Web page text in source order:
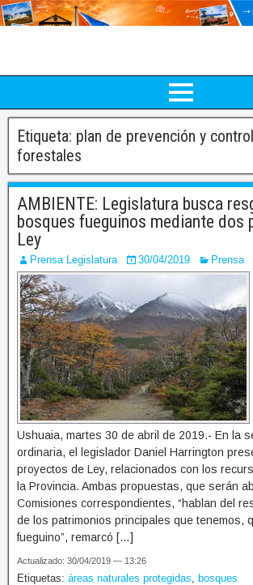
Etiqueta: plan de prevención y
forestales
AMBIENTE: Legislatura busca
bosques fueguinos mediante dos
Ley
Prensa Legislatura 30/04/2019 Prensa
Ushuaia, martes 30 de abril de 2019.- En la
ordinaria, el legislador Daniel Harrington
proyectos de Ley, relacionados con los
la Provincia. Ambas propuestas, que serán
Comisiones correspondientes, “hablan del
de los patrimonios principales que tenemos,
fueguino”, remarcó […]
Actualizado: 30/04/2019 — 13:26
Etiquetas: áreas naturales protegidas
bosques